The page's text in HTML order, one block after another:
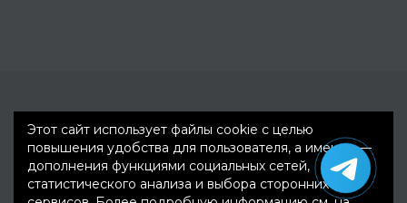
Этот сайт использует файлы cookie с целью
повышения удобства для пользователя, а именно —
дополнения функциями социальных сетей,
статистического анализа и выбора сторонних